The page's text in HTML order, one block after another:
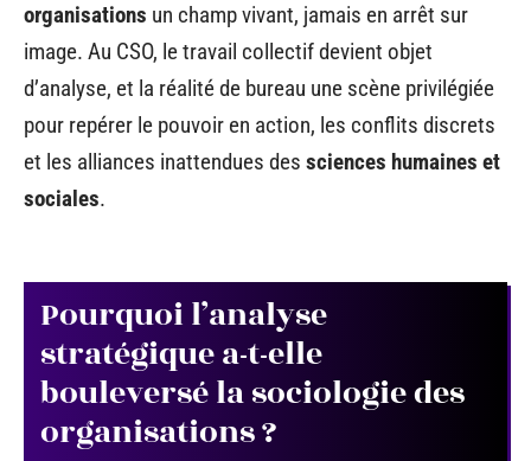
organisations un champ vivant, jamais en arrêt sur
image. Au CSO, le travail collectif devient objet
d’analyse, et la réalité de bureau une scène privilégiée
pour repérer le pouvoir en action, les conflits discrets
et les alliances inattendues des sciences humaines et
sociales.
Pourquoi l’analyse
stratégique a-t-elle
bouleversé la sociologie des
organisations ?